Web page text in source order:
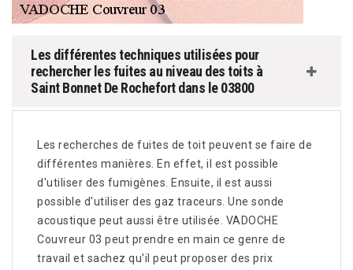
Les différentes techniques utilisées pour
rechercher les fuites au niveau des toits à
Saint Bonnet De Rochefort dans le 03800
Les recherches de fuites de toit peuvent se faire de
différentes manières. En effet, il est possible
d'utiliser des fumigènes. Ensuite, il est aussi
possible d'utiliser des gaz traceurs. Une sonde
acoustique peut aussi être utilisée. VADOCHE
Couvreur 03 peut prendre en main ce genre de
travail et sachez qu'il peut proposer des prix